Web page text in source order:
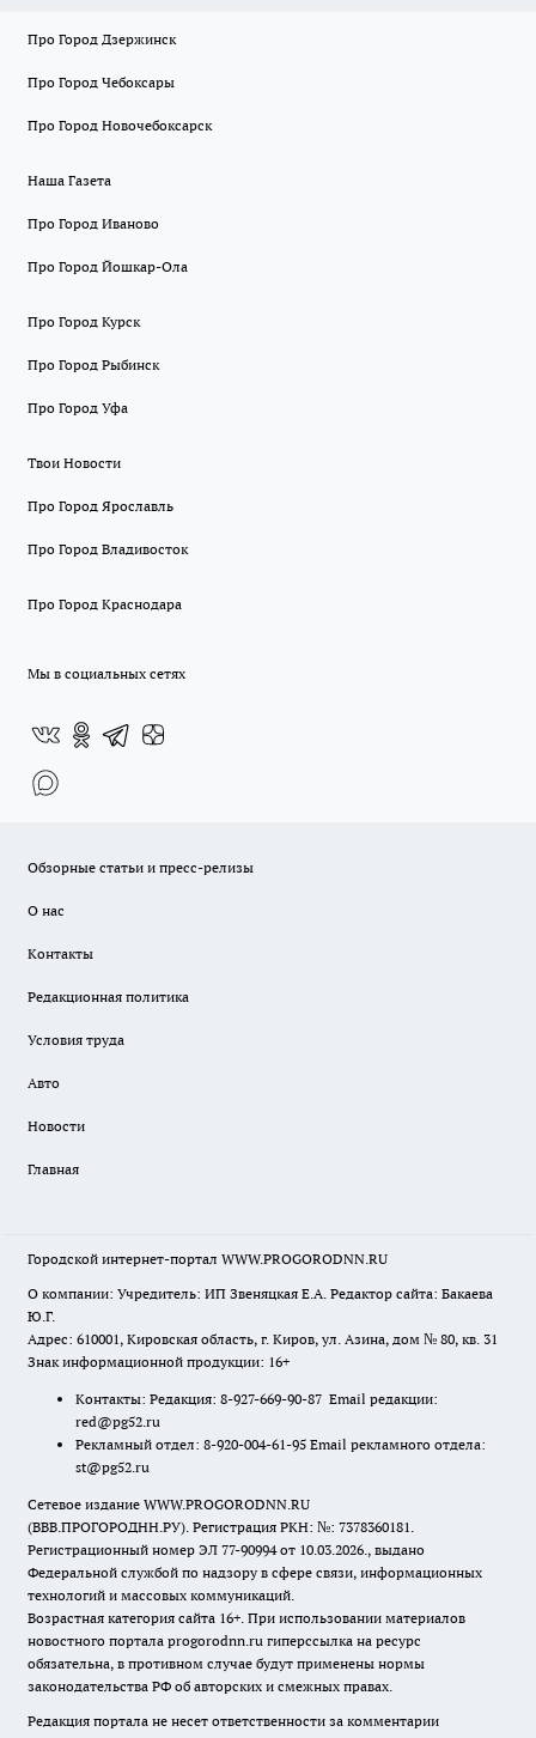
Про Город Дзержинск
Про Город Чебоксары
Про Город Новочебоксарск
Наша Газета
Про Город Иваново
Про Город Йошкар-Ола
Про Город Курск
Про Город Рыбинск
Про Город Уфа
Твои Новости
Про Город Ярославль
Про Город Владивосток
Про Город Краснодара
Мы в социальных сетях
Обзорные статьи и пресс-релизы
О нас
Контакты
Редакционная политика
Условия труда
Авто
Новости
Главная
Городской интернет-портал WWW.PROGORODNN.RU
О компании: Учредитель: ИП Звеняцкая Е.А. Редактор сайта: Бакаева
Ю.Г.
Адрес: 610001, Кировская область, г. Киров, ул. Азина, дом № 80, кв. 31
Знак информационной продукции: 16+
Контакты: Редакция: 8-927-669-90-87 Email редакции:
red@pg52.ru
Рекламный отдел: 8-920-004-61-95 Email рекламного отдела:
st@pg52.ru
Сетевое издание WWW.PROGORODNN.RU
(ВВВ.ПРОГОРОДНН.РУ). Регистрация РКН: №: 7378360181.
Регистрационный номер ЭЛ 77-90994 от 10.03.2026., выдано
Федеральной службой по надзору в сфере связи, информационных
технологий и массовых коммуникаций.
Возрастная категория сайта 16+. При использовании материалов
новостного портала progorodnn.ru гиперссылка на ресурс
обязательна, в противном случае будут применены нормы
законодательства РФ об авторских и смежных правах.
Редакция портала не несет ответственности за комментарии